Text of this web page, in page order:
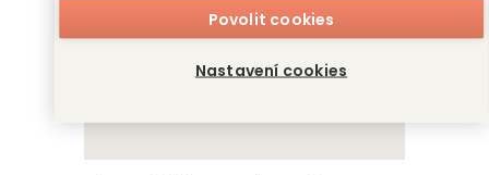
Povolit cookies
Nastavení cookies